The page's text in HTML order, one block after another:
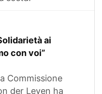
ai
con voi”
Commissione
der Leyen ha